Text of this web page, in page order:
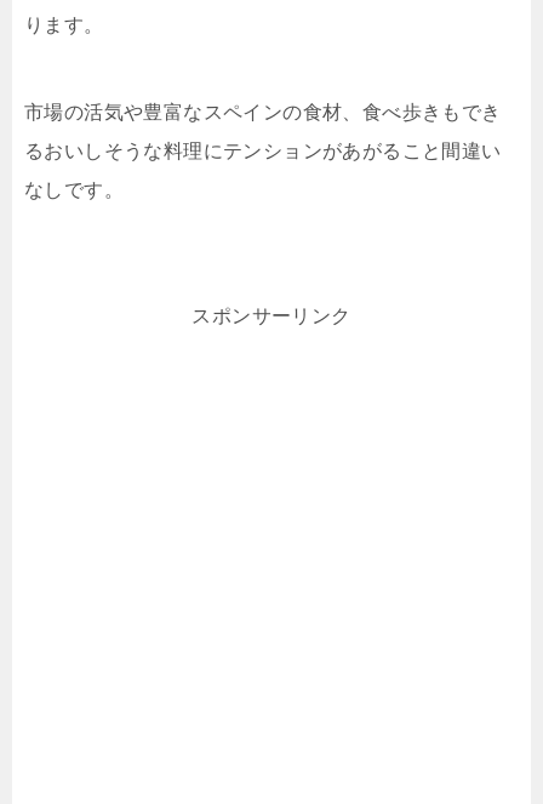
ります。
市場の活気や豊富なスペインの食材、食べ歩きもでき
るおいしそうな料理にテンションがあがること間違い
なしです。
スポンサーリンク